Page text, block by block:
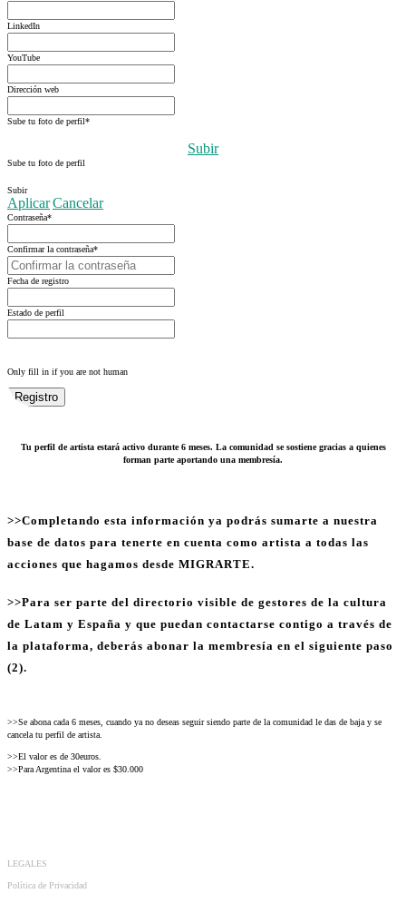
LinkedIn
YouTube
Dirección web
Sube tu foto de perfil*
Subir
Sube tu foto de perfil
Subir
AplicarCancelar
Contraseña*
Confirmar la contraseña*
Fecha de registro
Estado de perfil
Only fill in if you are not human
Tu perfil de artista estará activo durante 6 meses. La comunidad se sostiene gracias a quienes
forman parte aportando una membresía.
>>Completando esta información ya podrás sumarte a nuestra
base de datos para tenerte en cuenta como artista a todas las
acciones que hagamos desde MIGRARTE.
>>Para ser parte del directorio visible de gestores de la cultura
de Latam y España y que puedan contactarse contigo a través de
la plataforma, deberás abonar la membresía en el siguiente paso
(2).
>>Se abona cada 6 meses, cuando ya no deseas seguir siendo parte de la comunidad le das de baja y se
cancela tu perfil de artista.
>>El valor es de 30euros.
>>Para Argentina el valor es $30.000
LEGALES
Política de Privacidad